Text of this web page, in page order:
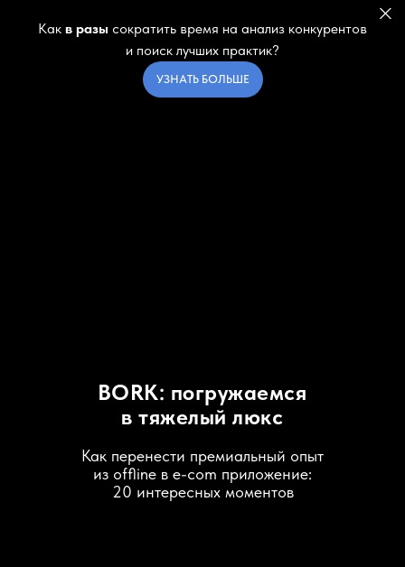
Как в разы сократить время на анализ конкурентов
и поиск лучших практик?
УЗНАТЬ БОЛЬШЕ
BORK: погружаемся
в тяжелый люкс
Как перенести премиальный опыт
из offline в e-com приложение:
20 интересных моментов